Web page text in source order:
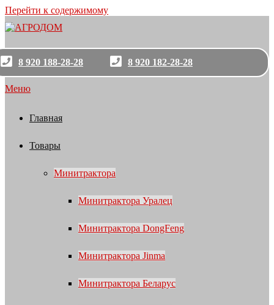
Перейти к содержимому
8 920 188-28-28 8 920 182-28-28
Меню
Главная
Товары
Минитрактора
Минитрактора Уралец
Минитрактора DongFeng
Минитрактора Jinma
Минитрактора Беларус